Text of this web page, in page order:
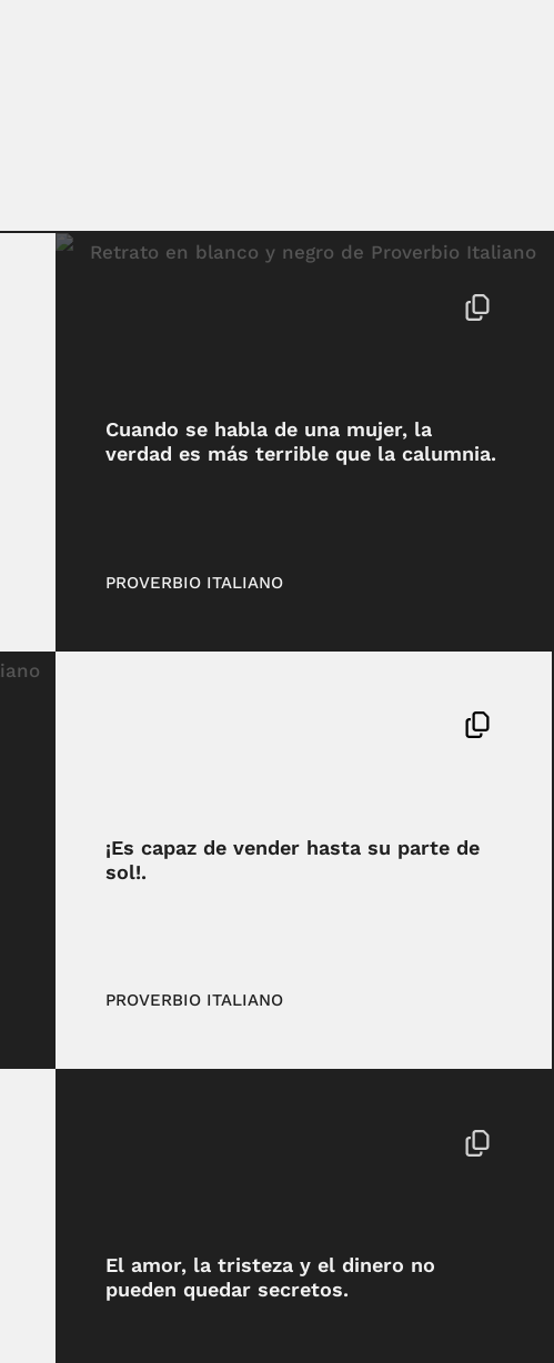
Cuando se habla de una mujer, la
verdad es más terrible que la calumnia.
PROVERBIO ITALIANO
¡Es capaz de vender hasta su parte de
sol!.
PROVERBIO ITALIANO
El amor, la tristeza y el dinero no
pueden quedar secretos.